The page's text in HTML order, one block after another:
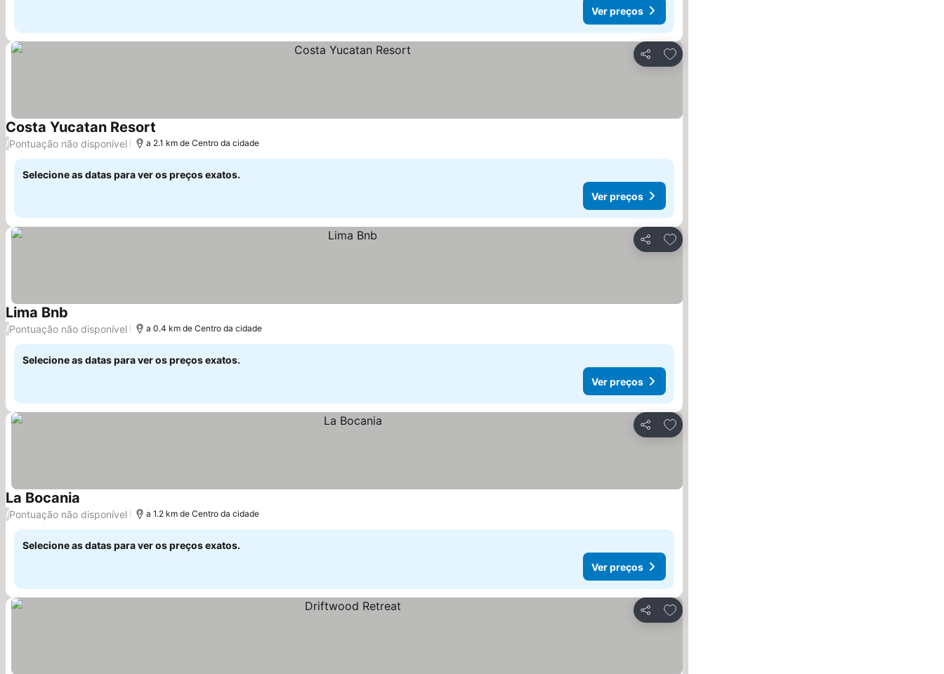
Ver preços
Partilhar
Adicionar aos favoritos
Costa Yucatan Resort
/Pontuação não disponível a 2.1 km de Centro da cidade
Selecione as datas para ver os preços exatos.
Ver preços
Partilhar
Adicionar aos favoritos
Lima Bnb
/Pontuação não disponível a 0.4 km de Centro da cidade
Selecione as datas para ver os preços exatos.
Ver preços
Partilhar
Adicionar aos favoritos
La Bocania
/Pontuação não disponível a 1.2 km de Centro da cidade
Selecione as datas para ver os preços exatos.
Ver preços
Partilhar
Adicionar aos favoritos